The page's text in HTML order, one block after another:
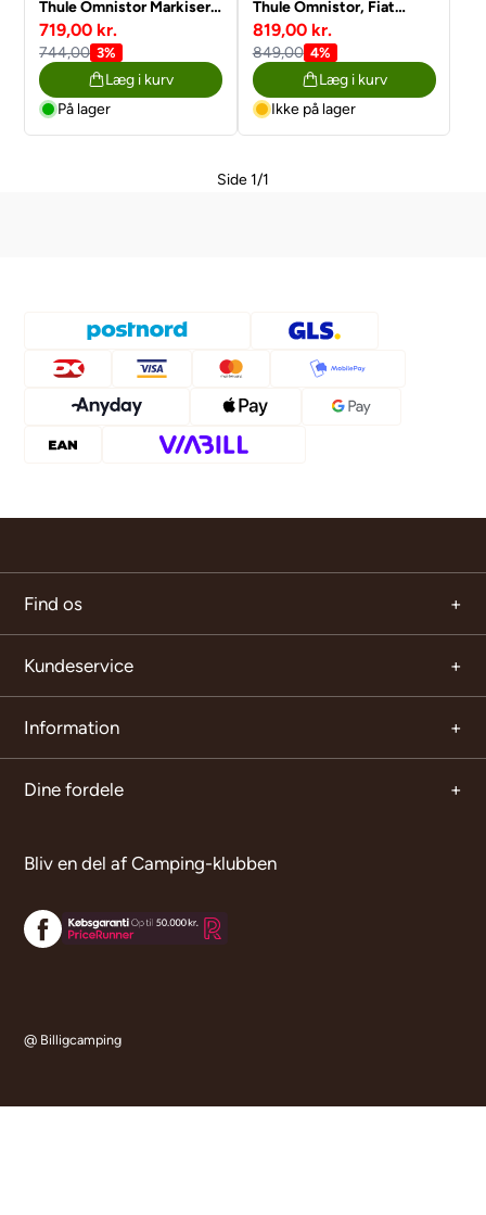
Thule Omnistor Markiser,
Ford Transit, Serie 5
719,00 kr.
744,00 3%
Læg i kurv
På lager
Thule Omnistor, Fiat
Ducato, til og med årgang
2006, model
3200/4200/5200
819,00 kr.
849,00 4%
Læg i kurv
Ikke på lager
Side 1/1
Find os
Kundeservice
Information
Dine fordele
Bliv en del af Camping-klubben
@ Billigcamping